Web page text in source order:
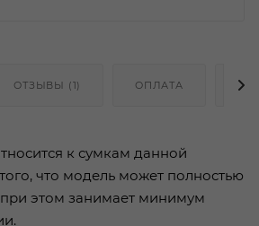
ОТЗЫВЫ (1) ОПЛАТА
к сумкам данной
что модель может полностью
при этом занимает минимум